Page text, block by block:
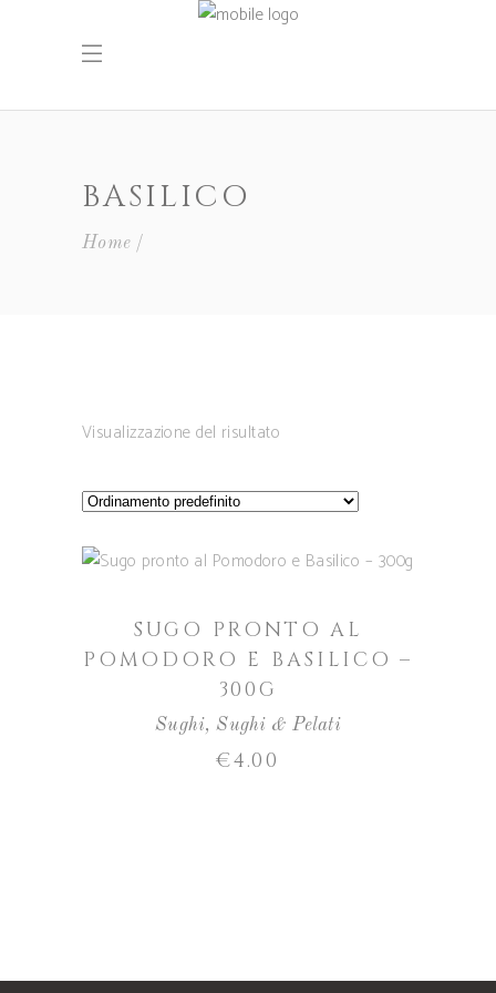
BASILICO
Home
Visualizzazione del risultato
AGGIUNGI AL CARRELLO
SUGO PRONTO AL
POMODORO E BASILICO –
300G
Sughi,Sughi & Pelati
€4.00